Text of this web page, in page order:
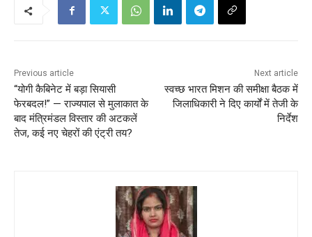
Previous article
“योगी कैबिनेट में बड़ा सियासी
फेरबदल!” — राज्यपाल से मुलाकात के
बाद मंत्रिमंडल विस्तार की अटकलें
तेज, कई नए चेहरों की एंट्री तय?
Next article
स्वच्छ भारत मिशन की समीक्षा बैठक में
जिलाधिकारी ने दिए कार्यों में तेजी के
निर्देश